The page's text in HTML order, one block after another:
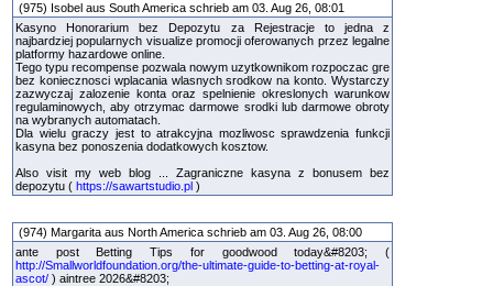
(975) Isobel aus South America schrieb am 03. Aug 26, 08:01
Kasyno Honorarium bez Depozytu za Rejestracje to jedna z
najbardziej popularnych visualize promocji oferowanych przez legalne
platformy hazardowe online.
Tego typu recompense pozwala nowym uzytkownikom rozpoczac gre
bez koniecznosci wplacania wlasnych srodkow na konto. Wystarczy
zazwyczaj zalozenie konta oraz spelnienie okreslonych warunkow
regulaminowych, aby otrzymac darmowe srodki lub darmowe obroty
na wybranych automatach.
Dla wielu graczy jest to atrakcyjna mozliwosc sprawdzenia funkcji
kasyna bez ponoszenia dodatkowych kosztow.
Also visit my web blog ... Zagraniczne kasyna z bonusem bez
depozytu ( https://sawartstudio.pl )
(974) Margarita aus North America schrieb am 03. Aug 26, 08:00
ante post Betting Tips for goodwood today&#8203; (
http://Smallworldfoundation.org/the-ultimate-guide-to-betting-at-royal-
ascot/ ) aintree 2026&#8203;